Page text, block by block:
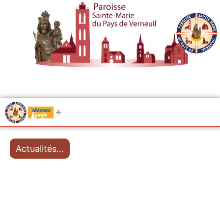
Messes
Actualités…